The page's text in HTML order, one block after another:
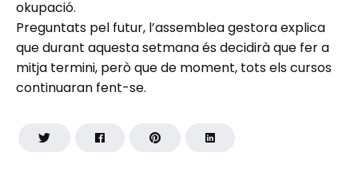
okupació.
Preguntats pel futur, l’assemblea gestora explica
que durant aquesta setmana és decidirà que fer a
mitja termini, però que de moment, tots els cursos
continuaran fent-se.